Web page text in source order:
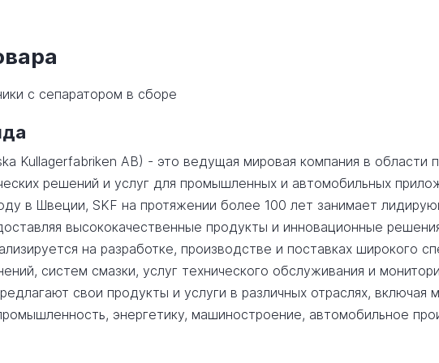
с сепаратором в сборе
Kullagerfabriken AB) - это ведущая мировая компания в области
решений и услуг для промышленных и автомобильных
в Швеции, SKF на протяжении более 100 лет занимает
высококачественные продукты и инновационные
на разработке, производстве и поставках широкого
систем смазки, услуг технического обслуживания и
свои продукты и услуги в различных отраслях, включая
энергетику, машиностроение, автомобильное